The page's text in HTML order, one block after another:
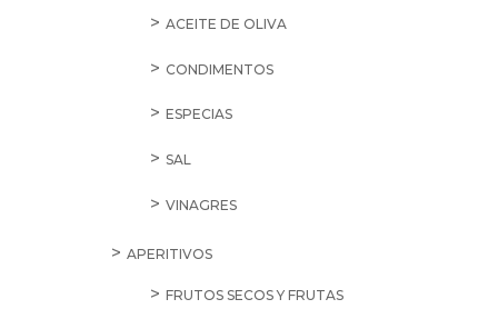
ACEITE DE OLIVA
CONDIMENTOS
ESPECIAS
SAL
VINAGRES
APERITIVOS
FRUTOS SECOS Y FRUTAS